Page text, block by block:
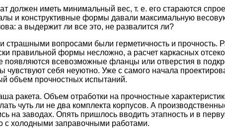
должен иметь минимальный вес, т. е. его стараются
и конструктивные формы давали максимальную
а выдержит ли все это, не развалится ли?
страшными вопросами были герметичность и прочность.
правильной формы несложно, а расчет каркасных
появляются всевозможные фланцы или отверстия в
чувствуют себя неуютно. Уже с самого начала
объем прочностных испытаний.
ракета. Объем отработки на прочностные
чуть ли не два комплекта корпусов. А
на заводах. Опять пришлось вводить этапность и в
с холодными заправочными работами.